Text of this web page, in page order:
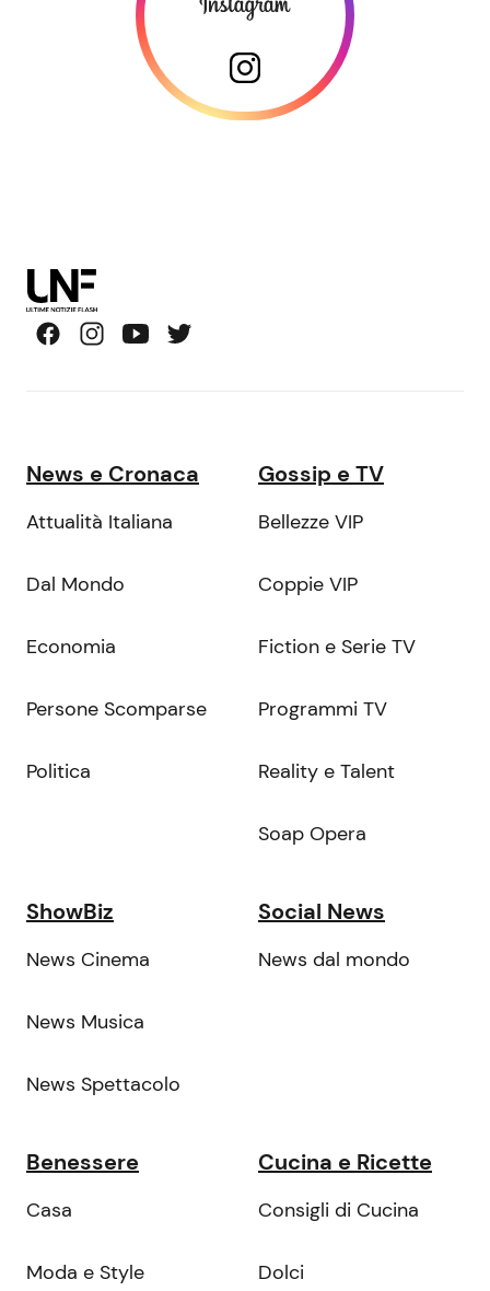
News e Cronaca
Attualità Italiana
Dal Mondo
Economia
Persone Scomparse
Politica
Gossip e TV
Bellezze VIP
Coppie VIP
Fiction e Serie TV
Programmi TV
Reality e Talent
Soap Opera
ShowBiz
News Cinema
News Musica
News Spettacolo
Social News
News dal mondo
Benessere
Casa
Moda e Style
Cucina e Ricette
Consigli di Cucina
Dolci